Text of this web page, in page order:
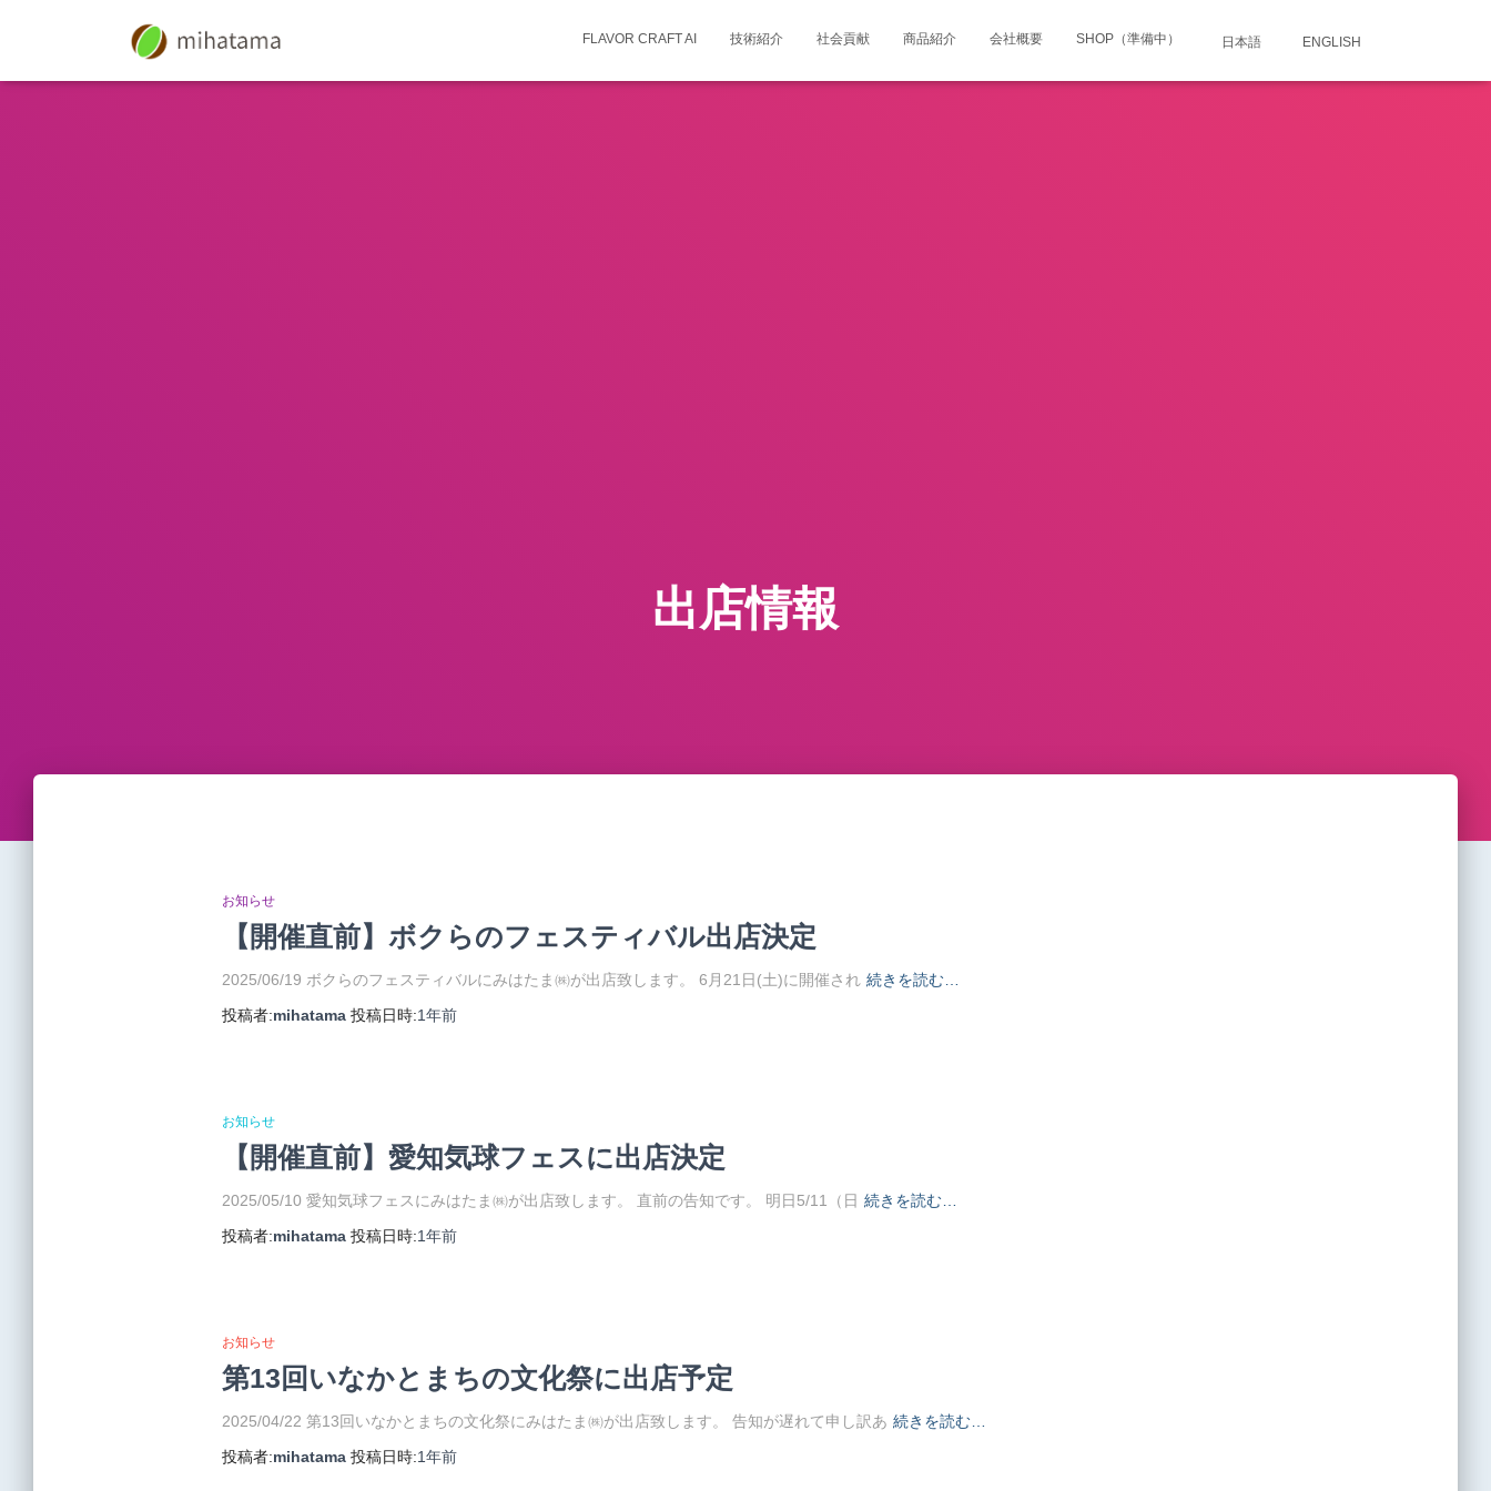
FLAVOR CRAFT AI 技術紹介 社会貢献 商品紹介 会社概要 SHOP（準備中） 日本語 ENGLISH
出店情報
お知らせ
【開催直前】ボクらのフェスティバル出店決定
2025/06/19 ボクらのフェスティバルにみはたま㈱が出店致します。 6月21日(土)に開催され 続きを読む…
投稿者:mihatama投稿日時:1年前
お知らせ
【開催直前】愛知気球フェスに出店決定
2025/05/10 愛知気球フェスにみはたま㈱が出店致します。 直前の告知です。 明日5/11（日 続きを読む…
投稿者:mihatama投稿日時:1年前
お知らせ
第13回いなかとまちの文化祭に出店予定
2025/04/22 第13回いなかとまちの文化祭にみはたま㈱が出店致します。 告知が遅れて申し訳あ 続きを読む…
投稿者:mihatama投稿日時:1年前